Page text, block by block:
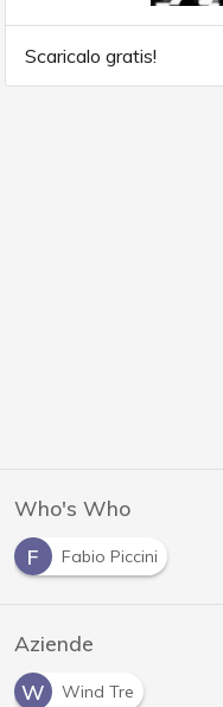
Scaricalo gratis!
Who's Who
F
Fabio Piccini
Aziende
W
Wind Tre